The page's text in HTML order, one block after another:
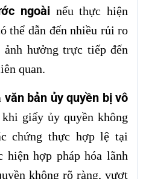
ngoàinếu thực hiện
thể dẫn đến nhiều rủi ro
hưởng trực tiếp đến
quan.
văn bản ủy quyền bị vô
giấy ủy quyền không
chứng thực hợp lệ tại
hiện hợp pháp hóa lãnh
không rõ ràng, vượt